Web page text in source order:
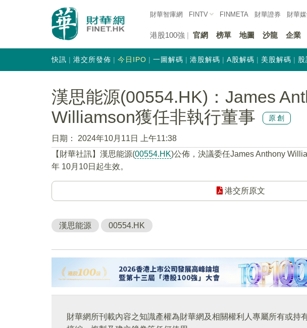
財華智庫網 FINTV FINMETA 財華證券 財華
港股100強 官網 榜單 地圖 沙龍 企業
快訊 港交所發佈 今日IPO 一圖解碼 港股解碼 A股解碼 美股解碼 股
漢思能源(00554.HK)：James
Williamson獲任非執行董事
原創
日期：
2024年10月11日 上午11:38
【財華社訊】漢思能源(00554.HK)公佈，決議委任James Anthony
年 10月10日起生效。
港交所原文
漢思能源 00554.HK
財華網所刊載內容之知識產權為財華網及相關權利人專屬所有或持